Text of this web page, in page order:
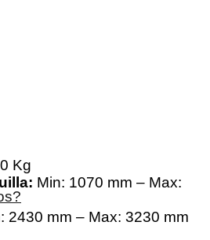
Kg
Min: 1070 mm – Max:
2430 mm – Max: 3230 mm